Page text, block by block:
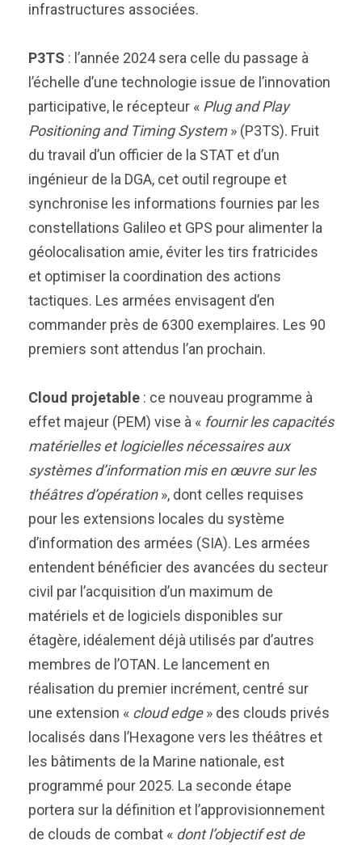
infrastructures associées.
P3TS : l’année 2024 sera celle du passage à
l’échelle d’une technologie issue de l’innovation
participative, le récepteur « Plug and Play
Positioning and Timing System» (P3TS). Fruit
du travail d’un officier de la STAT et d’un
ingénieur de la DGA, cet outil regroupe et
synchronise les informations fournies par les
constellations Galileo et GPS pour alimenter la
géolocalisation amie, éviter les tirs fratricides
et optimiser la coordination des actions
tactiques. Les armées envisagent d’en
commander près de 6300 exemplaires. Les 90
premiers sont attendus l’an prochain.
Cloud projetable : ce nouveau programme à
effet majeur (PEM) vise à « fournir les capacités
matérielles et logicielles nécessaires aux
systèmes d’information mis en œuvre sur les
théâtres d’opération», dont celles requises
pour les extensions locales du système
d’information des armées (SIA). Les armées
entendent bénéficier des avancées du secteur
civil par l’acquisition d’un maximum de
matériels et de logiciels disponibles sur
étagère, idéalement déjà utilisés par d’autres
membres de l’OTAN. Le lancement en
réalisation du premier incrément, centré sur
une extension « cloud edge» des clouds privés
localisés dans l’Hexagone vers les théâtres et
les bâtiments de la Marine nationale, est
programmé pour 2025. La seconde étape
portera sur la définition et l’approvisionnement
de clouds de combat « dont l’objectif est de